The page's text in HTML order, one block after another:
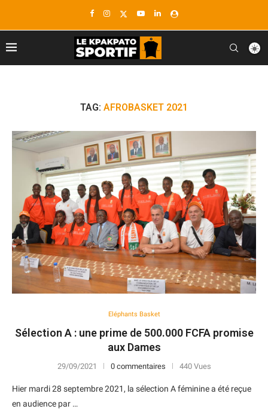
TAG: AFROBASKET 2021
Eléphants Basket
Sélection A : une prime de 500.000 FCFA promise
aux Dames
29/09/2021 0 commentaires 440 Vues
Hier mardi 28 septembre 2021, la sélection A féminine a été reçue
en audience par …